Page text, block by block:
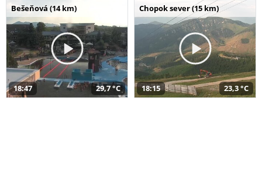
Bešeňová (14 km)
18:47 29,7 °C
Chopok sever (15 km)
18:15 23,3 °C